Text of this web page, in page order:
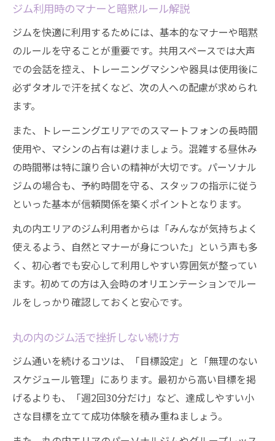
ジム利用時のマナーと暗黙ルール解説
ジムを快適に利用するためには、基本的なマナーや暗黙
のルールを守ることが重要です。共用スペースでは大声
での会話を控え、トレーニングマシンや器具は使用後に
必ずタオルで汗を拭くなど、次の人への配慮が求められ
ます。
また、トレーニングエリアでのスマートフォンの長時間
使用や、マシンの占有は避けましょう。混雑する昼休み
の時間帯は特に譲り合いの精神が大切です。パーソナル
ジムの場合も、予約時間を守る、スタッフの指示に従う
といった基本が信頼関係を築くポイントとなります。
丸の内エリアのジム利用者からは「みんなが気持ちよく
使えるよう、自然とマナーが身についた」という声も多
く、初心者でも安心して利用しやすい雰囲気が整ってい
ます。初めての方は入会時のオリエンテーションでルー
ルをしっかり確認しておくと安心です。
丸の内のジム活で挫折しない続け方
ジム通いを続けるコツは、「目標設定」と「無理のない
スケジュール管理」にあります。最初から高い目標を掲
げるよりも、「週2回30分だけ」など、達成しやすい小
さな目標を立てて成功体験を積み重ねましょう。